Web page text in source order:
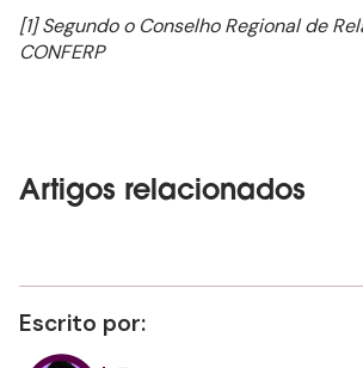
[1] Segundo o Conselho Regional de
CONFERP
Artigos relacionados
Escrito por: